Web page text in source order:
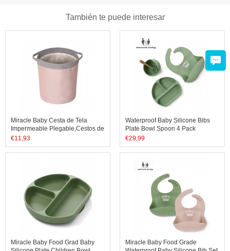
También te puede interesar
Miracle Baby Cesta de Tela
Impermeable Plegable,Cestos de
lavanderíapara la
Colada,Organizador Lavadero
Almacenamiento de Canastas
€11,93
Waterproof Baby Silicone Bibs
Plate Bowl Spoon 4 Pack
Comfortable Adjustable
Washable Soft Baby Bibs
€29,99
Miracle Baby Food Grad Baby
Miracle Baby Food Grade